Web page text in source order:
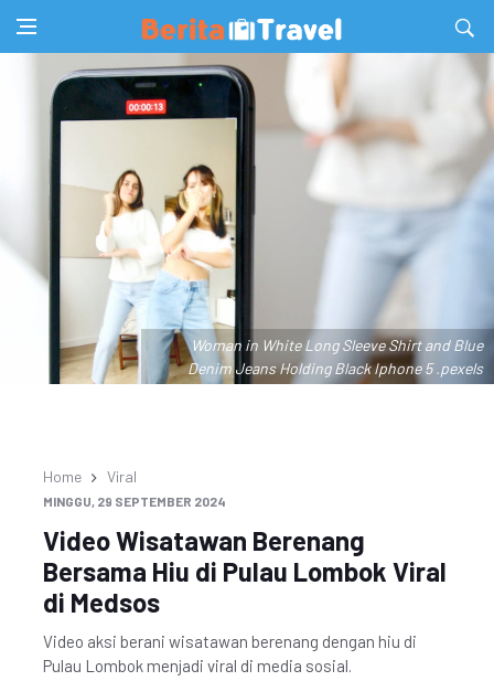
Woman in White Long Sleeve Shirt and Blue
Denim Jeans Holding Black Iphone 5 .pexels
Home Viral
MINGGU, 29 SEPTEMBER 2024
Video Wisatawan Berenang
Bersama Hiu di Pulau Lombok Viral
di Medsos
Video aksi berani wisatawan berenang dengan hiu di
Pulau Lombok menjadi viral di media sosial.